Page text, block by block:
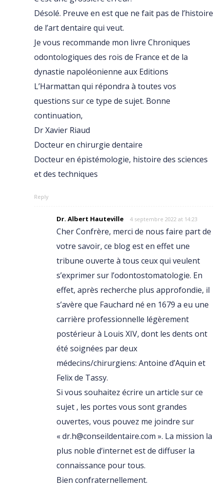
Désolé. Preuve en est que ne fait pas de l’histoire
de l’art dentaire qui veut.
Je vous recommande mon livre Chroniques
odontologiques des rois de France et de la
dynastie napoléonienne aux Editions
L’Harmattan qui répondra à toutes vos
questions sur ce type de sujet. Bonne
continuation,
Dr Xavier Riaud
Docteur en chirurgie dentaire
Docteur en épistémologie, histoire des sciences
et des techniques
Reply
Dr. Albert Hauteville 4 septembre 2022 at 14:23
Cher Confrère, merci de nous faire part de
votre savoir, ce blog est en effet une
tribune ouverte à tous ceux qui veulent
s’exprimer sur l’odontostomatologie. En
effet, après recherche plus approfondie, il
s’avère que Fauchard né en 1679 a eu une
carrière professionnelle légèrement
postérieur à Louis XIV, dont les dents ont
été soignées par deux
médecins/chirurgiens: Antoine d’Aquin et
Felix de Tassy.
Si vous souhaitez écrire un article sur ce
sujet , les portes vous sont grandes
ouvertes, vous pouvez me joindre sur
« dr.h@conseildentaire.com ». La mission la
plus noble d’internet est de diffuser la
connaissance pour tous.
Bien confraternellement.